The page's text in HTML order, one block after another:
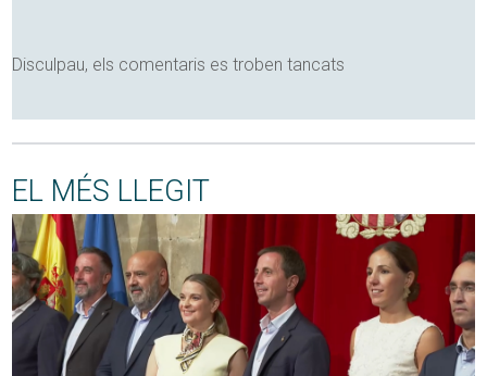
Disculpau, els comentaris es troben tancats
EL MÉS LLEGIT